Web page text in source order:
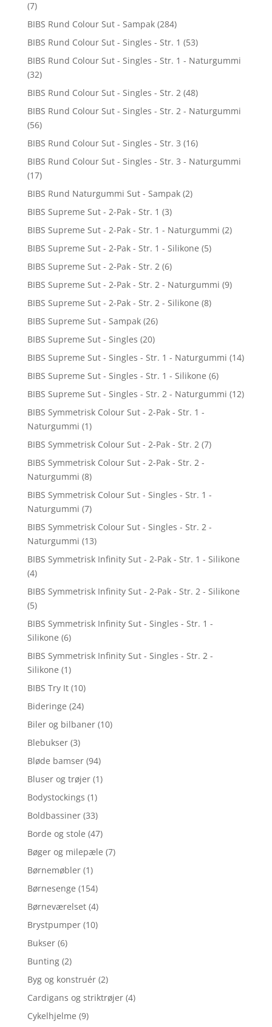
(7)
BIBS Rund Colour Sut - Sampak (284)
BIBS Rund Colour Sut - Singles - Str. 1 (53)
BIBS Rund Colour Sut - Singles - Str. 1 - Naturgummi
(32)
BIBS Rund Colour Sut - Singles - Str. 2 (48)
BIBS Rund Colour Sut - Singles - Str. 2 - Naturgummi
(56)
BIBS Rund Colour Sut - Singles - Str. 3 (16)
BIBS Rund Colour Sut - Singles - Str. 3 - Naturgummi
(17)
BIBS Rund Naturgummi Sut - Sampak (2)
BIBS Supreme Sut - 2-Pak - Str. 1 (3)
BIBS Supreme Sut - 2-Pak - Str. 1 - Naturgummi (2)
BIBS Supreme Sut - 2-Pak - Str. 1 - Silikone (5)
BIBS Supreme Sut - 2-Pak - Str. 2 (6)
BIBS Supreme Sut - 2-Pak - Str. 2 - Naturgummi (9)
BIBS Supreme Sut - 2-Pak - Str. 2 - Silikone (8)
BIBS Supreme Sut - Sampak (26)
BIBS Supreme Sut - Singles (20)
BIBS Supreme Sut - Singles - Str. 1 - Naturgummi (14)
BIBS Supreme Sut - Singles - Str. 1 - Silikone (6)
BIBS Supreme Sut - Singles - Str. 2 - Naturgummi (12)
BIBS Symmetrisk Colour Sut - 2-Pak - Str. 1 -
Naturgummi (1)
BIBS Symmetrisk Colour Sut - 2-Pak - Str. 2 (7)
BIBS Symmetrisk Colour Sut - 2-Pak - Str. 2 -
Naturgummi (8)
BIBS Symmetrisk Colour Sut - Singles - Str. 1 -
Naturgummi (7)
BIBS Symmetrisk Colour Sut - Singles - Str. 2 -
Naturgummi (13)
BIBS Symmetrisk Infinity Sut - 2-Pak - Str. 1 - Silikone
(4)
BIBS Symmetrisk Infinity Sut - 2-Pak - Str. 2 - Silikone
(5)
BIBS Symmetrisk Infinity Sut - Singles - Str. 1 -
Silikone (6)
BIBS Symmetrisk Infinity Sut - Singles - Str. 2 -
Silikone (1)
BIBS Try It (10)
Bideringe (24)
Biler og bilbaner (10)
Blebukser (3)
Bløde bamser (94)
Bluser og trøjer (1)
Bodystockings (1)
Boldbassiner (33)
Borde og stole (47)
Bøger og milepæle (7)
Børnemøbler (1)
Børnesenge (154)
Børneværelset (4)
Brystpumper (10)
Bukser (6)
Bunting (2)
Byg og konstruér (2)
Cardigans og striktrøjer (4)
Cykelhjelme (9)